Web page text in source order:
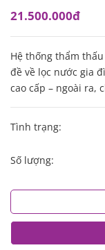
21.500.000đ
Hệ thống thẩm
đề về lọc nước gia
cao cấp – ngoài ra,
Tình trạng:
Số lượng: